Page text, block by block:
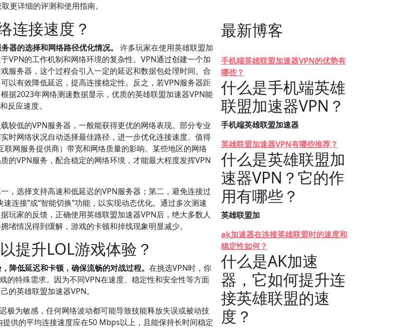
更详细的评测和使用指南。
连接速度？
器的选择和网络路径优化情况。
许多玩家在使用英雄联盟加
VPN的工作机制和网络环境的复杂性。VPN通过创建一个加
服务器，这个过程会引入一定的延迟和数据包处理时间。合
以有效降低延迟，提高连接稳定性。反之，若VPN服务器距
据2023年网络测速数据显示，优质的英雄联盟加速器VPN能
反应速度。
较低的VPN服务器，一般能获得更优的网络表现。部分专业
时网络状况自动选择最佳路径，进一步优化连接速度。值得
网服务提供商）带宽和网络质量的影响。某些地区的网络
的VPN服务，配合稳定的网络环境，才能最大程度发挥VPN
，选择支持高速和低延迟的VPN服务器；第二，避免连接过
连接”或“智能切换”功能，以实现动态优化。通过多次测速
玩家的反馈，正确使用英雄联盟加速器VPN后，绝大多数人
情况得到缓解，游戏的卡顿和掉线现象明显减少。
提升LOL游戏体验？
降低延迟和卡顿，确保流畅的对战过程。 在挑选VPN时，你
的特殊需求。因为不同VPN在速度、稳定性和安全性等方面
的英雄联盟加速器VPN。
极为敏感，任何网络波动都可能导致技能释放失误或被动技
供的平均连接速度应在50 Mbps以上，且能保持长时间稳定
最新博客
手机端英雄联盟加速器VPN的优势有
哪些？
什么是手机端英雄
联盟加速器VPN？
手机端英雄联盟加速器
英雄联盟加速器VPN有哪些推荐？
什么是英雄联盟加
速器VPN？它的作
用有哪些？
英雄联盟加
ak加速器在连接英雄联盟时的速度和
稳定性如何？
什么是AK加速
器，它如何提升连
接英雄联盟的速
度？